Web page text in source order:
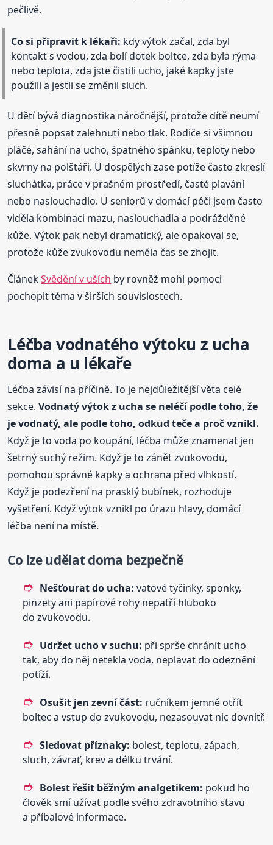
pečlivě.
Co si připravit k lékaři: kdy výtok začal, zda byl
kontakt s vodou, zda bolí dotek boltce, zda byla rýma
nebo teplota, zda jste čistili ucho, jaké kapky jste
použili a jestli se změnil sluch.
U dětí bývá diagnostika náročnější, protože dítě neumí
přesně popsat zalehnutí nebo tlak. Rodiče si všimnou
pláče, sahání na ucho, špatného spánku, teploty nebo
skvrny na polštáři. U dospělých zase potíže často zkreslí
sluchátka, práce v prašném prostředí, časté plavání
nebo naslouchadlo. U seniorů v domácí péči jsem často
viděla kombinaci mazu, naslouchadla a podrážděné
kůže. Výtok pak nebyl dramatický, ale opakoval se,
protože kůže zvukovodu neměla čas se zhojit.
ČlánekSvědění v uších by rovněž mohl pomoci
pochopit téma v širších souvislostech.
Léčba vodnatého výtoku z ucha
doma a u lékaře
Léčba závisí na příčině. To je nejdůležitější věta celé
sekce.Vodnatý výtok z ucha se neléčí podle toho, že
je vodnatý, ale podle toho, odkud teče a proč vznikl.
Když je to voda po koupání, léčba může znamenat jen
šetrný suchý režim. Když je to zánět zvukovodu,
pomohou správné kapky a ochrana před vlhkostí.
Když je podezření na prasklý bubínek, rozhoduje
vyšetření. Když výtok vznikl po úrazu hlavy, domácí
léčba není na místě.
Co lze udělat doma bezpečně
Nešťourat do ucha: vatové tyčinky, sponky,
pinzety ani papírové rohy nepatří hluboko
do zvukovodu.
Udržet ucho v suchu: při sprše chránit ucho
tak, aby do něj netekla voda, neplavat do odeznění
potíží.
Osušit jen zevní část: ručníkem jemně otřít
boltec a vstup do zvukovodu, nezasouvat nic dovnitř.
Sledovat příznaky: bolest, teplotu, zápach,
sluch, závrať, krev a délku trvání.
Bolest řešit běžným analgetikem: pokud ho
člověk smí užívat podle svého zdravotního stavu
a příbalové informace.